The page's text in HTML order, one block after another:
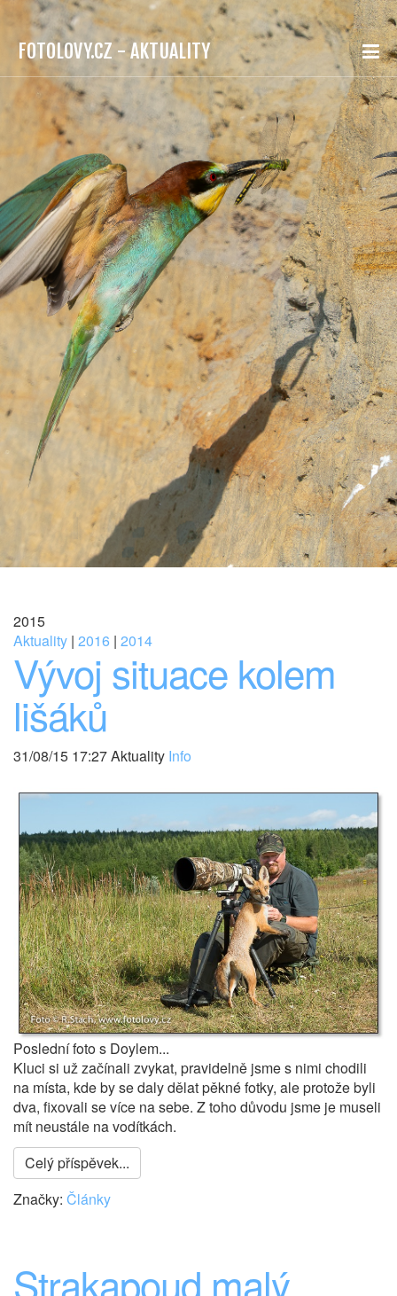
FOTOLOVY.CZ - AKTUALITY
2015
Aktuality | 2016 | 2014
Vývoj situace kolem
lišáků
31/08/15 17:27 Aktuality Info
Poslední foto s Doylem...
Kluci si už začínali zvykat, pravidelně jsme s nimi chodili
na místa, kde by se daly dělat pěkné fotky, ale protože byli
dva, fixovali se více na sebe. Z toho důvodu jsme je museli
mít neustále na vodítkách.
Celý příspěvek...
Značky: Články
Strakapoud malý